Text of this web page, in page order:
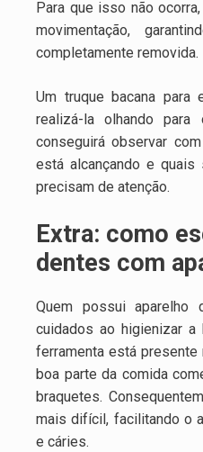
Para que isso não
movimentação,
completamente removida.
Um truque bacana para
realizá-la olhando
conseguirá observar
está alcançando e
precisam de atenção.
Extra: como
dentes com
Quem possui aparelho
cuidados ao higienizar
ferramenta está presente
boa parte da comida
braquetes.
mais difícil, facilitando o
e cáries.